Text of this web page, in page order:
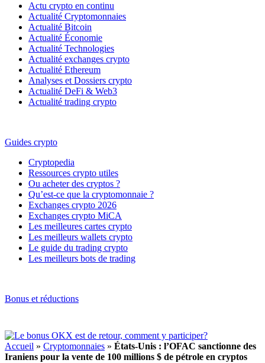
Actu crypto en continu
Actualité Cryptomonnaies
Actualité Bitcoin
Actualité Économie
Actualité Technologies
Actualité exchanges crypto
Actualité Ethereum
Analyses et Dossiers crypto
Actualité DeFi & Web3
Actualité trading crypto
Guides crypto
Cryptopedia
Ressources crypto utiles
Ou acheter des cryptos ?
Qu’est-ce que la cryptomonnaie ?
Exchanges crypto 2026
Exchanges crypto MiCA
Les meilleures cartes crypto
Les meilleurs wallets crypto
Le guide du trading crypto
Les meilleurs bots de trading
Bonus et réductions
Accueil » Cryptomonnaies » États-Unis : l’OFAC sanctionne des
Iraniens pour la vente de 100 millions $ de pétrole en cryptos